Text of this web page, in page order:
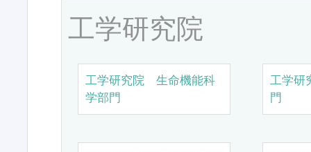
工学研究院
工学研究院 生命機能科
学部門
工学研
門